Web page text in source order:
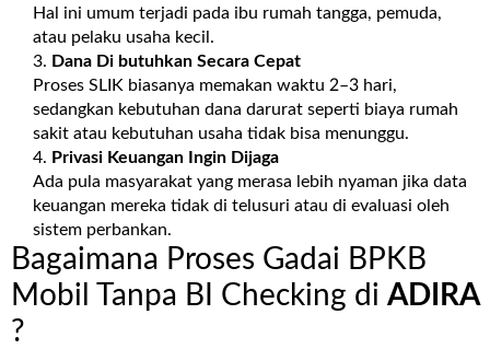
Hal ini umum terjadi pada ibu rumah tangga, pemuda,
atau pelaku usaha kecil.
Dana Di butuhkan Secara Cepat
Proses SLIK biasanya memakan waktu 2–3 hari,
sedangkan kebutuhan dana darurat seperti biaya rumah
sakit atau kebutuhan usaha tidak bisa menunggu.
Privasi Keuangan Ingin Dijaga
Ada pula masyarakat yang merasa lebih nyaman jika data
keuangan mereka tidak di telusuri atau di evaluasi oleh
sistem perbankan.
Bagaimana Proses Gadai BPKB
Mobil Tanpa BI Checking di ADIRA
?